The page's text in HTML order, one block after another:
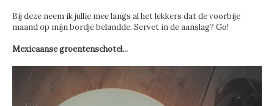
Bij deze neem ik jullie mee langs al het lekkers dat de voorbije
maand op mijn bordje belandde. Servet in de aanslag? Go!
Mexicaanse groentenschotel...